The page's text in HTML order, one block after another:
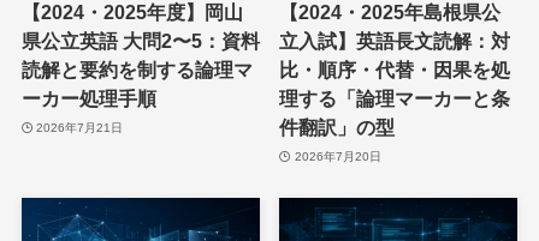
【2024・2025年度】岡山
県公立英語 大問2〜5：資料
読解と要約を制する論理マ
ーカー処理手順
2026年7月21日
【2024・2025年島根県公
立入試】英語長文読解：対
比・順序・代替・因果を処
理する「論理マーカーと条
件翻訳」の型
2026年7月20日